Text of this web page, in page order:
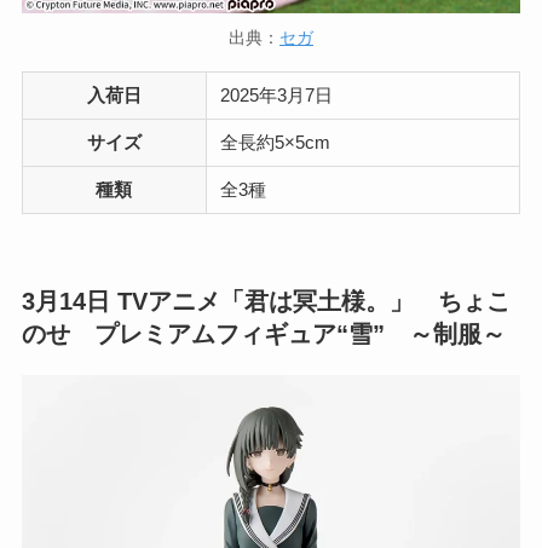
出典： セガ
入荷日 2025年3月7日
サイズ 全長約5×5cm
種類 全3種
3月14日 TVアニメ「君は冥土様。」 ちょこ
のせ プレミアムフィギュア“雪” ～制服～